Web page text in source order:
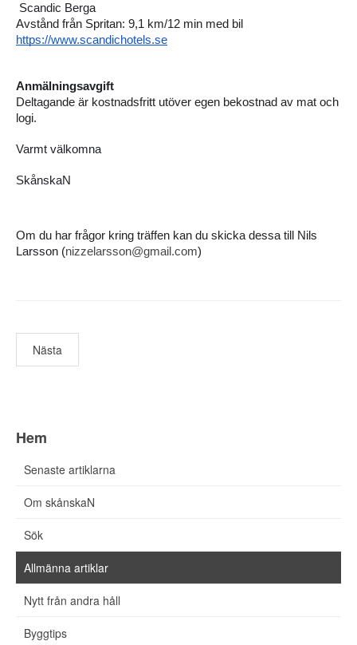
Scandic Berga
Avstånd från Spritan: 9,1 km/12 min med bil
https://www.scandichotels.se
Anmälningsavgift
Deltagande är kostnadsfritt utöver egen bekostnad av mat och
logi.
Varmt välkomna
SkånskaN
Om du har frågor kring träffen kan du skicka dessa till Nils
Larsson (nizzelarsson@gmail.com)
Nästa
Hem
Senaste artiklarna
Om skånskaN
Sök
Allmänna artiklar
Nytt från andra håll
Byggtips